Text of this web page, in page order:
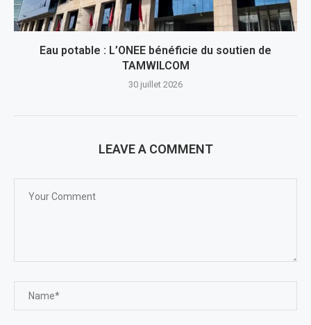
Eau potable : L’ONEE bénéficie du soutien de
TAMWILCOM
30 juillet 2026
LEAVE A COMMENT